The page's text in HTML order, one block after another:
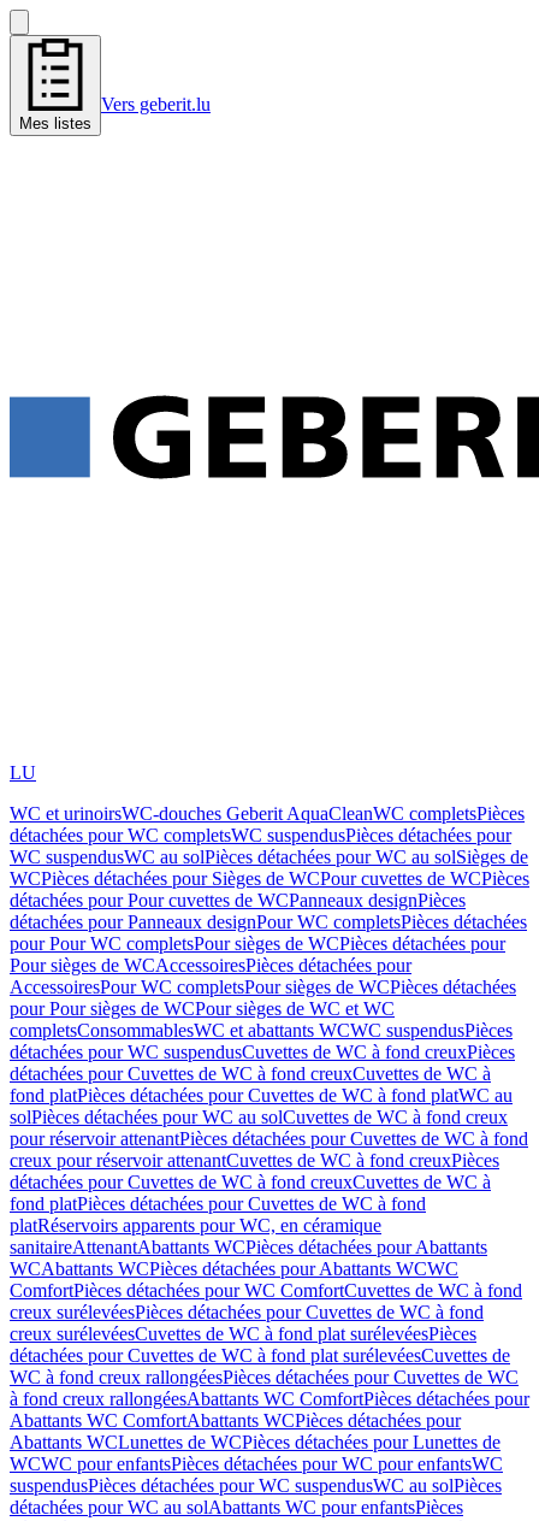
Mes listes
Vers geberit.lu
LU
WC et urinoirsWC-douches Geberit AquaCleanWC completsPièces
détachées pour WC completsWC suspendusPièces détachées pour
WC suspendusWC au solPièces détachées pour WC au solSièges de
WCPièces détachées pour Sièges de WCPour cuvettes de WCPièces
détachées pour Pour cuvettes de WCPanneaux designPièces
détachées pour Panneaux designPour WC completsPièces détachées
pour Pour WC completsPour sièges de WCPièces détachées pour
Pour sièges de WCAccessoiresPièces détachées pour
AccessoiresPour WC completsPour sièges de WCPièces détachées
pour Pour sièges de WCPour sièges de WC et WC
completsConsommablesWC et abattants WCWC suspendusPièces
détachées pour WC suspendusCuvettes de WC à fond creuxPièces
détachées pour Cuvettes de WC à fond creuxCuvettes de WC à
fond platPièces détachées pour Cuvettes de WC à fond platWC au
solPièces détachées pour WC au solCuvettes de WC à fond creux
pour réservoir attenantPièces détachées pour Cuvettes de WC à fond
creux pour réservoir attenantCuvettes de WC à fond creuxPièces
détachées pour Cuvettes de WC à fond creuxCuvettes de WC à
fond platPièces détachées pour Cuvettes de WC à fond
platRéservoirs apparents pour WC, en céramique
sanitaireAttenantAbattants WCPièces détachées pour Abattants
WCAbattants WCPièces détachées pour Abattants WCWC
ComfortPièces détachées pour WC ComfortCuvettes de WC à fond
creux surélevéesPièces détachées pour Cuvettes de WC à fond
creux surélevéesCuvettes de WC à fond plat surélevéesPièces
détachées pour Cuvettes de WC à fond plat surélevéesCuvettes de
WC à fond creux rallongéesPièces détachées pour Cuvettes de WC
à fond creux rallongéesAbattants WC ComfortPièces détachées pour
Abattants WC ComfortAbattants WCPièces détachées pour
Abattants WCLunettes de WCPièces détachées pour Lunettes de
WCWC pour enfantsPièces détachées pour WC pour enfantsWC
suspendusPièces détachées pour WC suspendusWC au solPièces
détachées pour WC au solAbattants WC pour enfantsPièces